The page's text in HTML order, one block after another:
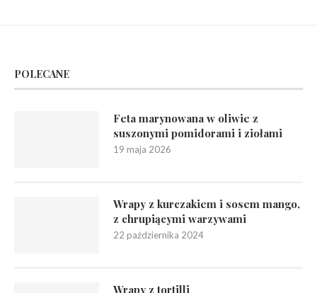
POLECANE
Feta marynowana w oliwie z
suszonymi pomidorami i ziołami
19 maja 2026
Wrapy z kurczakiem i sosem mango,
z chrupiącymi warzywami
22 października 2024
Wrapy z tortilli